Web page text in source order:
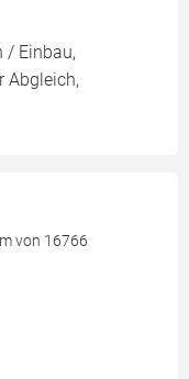
/ Einbau,
Abgleich,
von 16766